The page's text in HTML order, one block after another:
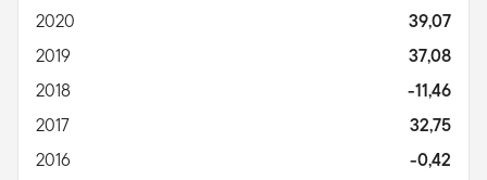
2020
39,07
2019
37,08
2018
-11,46
2017
32,75
2016
-0,42